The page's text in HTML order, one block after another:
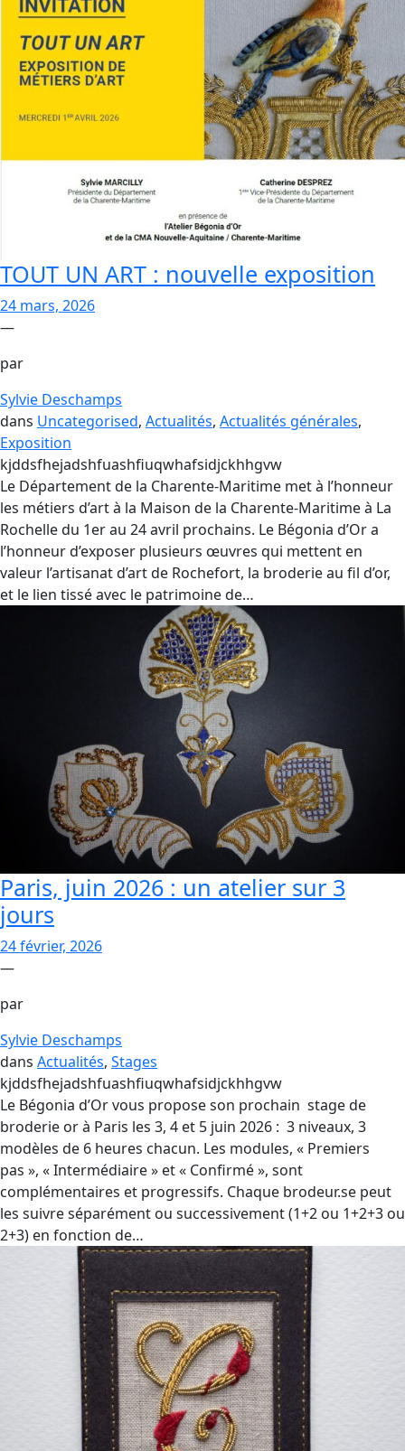
TOUT UN ART : nouvelle exposition
24 mars, 2026
—
par
Sylvie Deschamps
dans Uncategorised, Actualités, Actualités générales
Exposition
kjddsfhejadshfuashfiuqwhafsidjckhhgvw
Le Département de la Charente-Maritime met à l’honneur
les métiers d’art à la Maison de la Charente-Maritime à La
Rochelle du 1er au 24 avril prochains. Le Bégonia d’Or a
l’honneur d’exposer plusieurs œuvres qui mettent en
valeur l’artisanat d’art de Rochefort, la broderie au fil d’or,
et le lien tissé avec le patrimoine de…
Paris, juin 2026 : un atelier sur 3
jours
24 février, 2026
—
par
Sylvie Deschamps
dans Actualités, Stages
kjddsfhejadshfuashfiuqwhafsidjckhhgvw
Le Bégonia d’Or vous propose son prochain stage de
broderie or à Paris les 3, 4 et 5 juin 2026 : 3 niveaux, 3
modèles de 6 heures chacun. Les modules, « Premiers
pas », « Intermédiaire » et « Confirmé », sont
complémentaires et progressifs. Chaque brodeur.se peut
les suivre séparément ou successivement (1+2 ou 1+2+3 ou
2+3) en fonction de…